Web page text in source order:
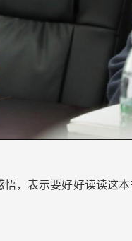
，表示要好好读读这